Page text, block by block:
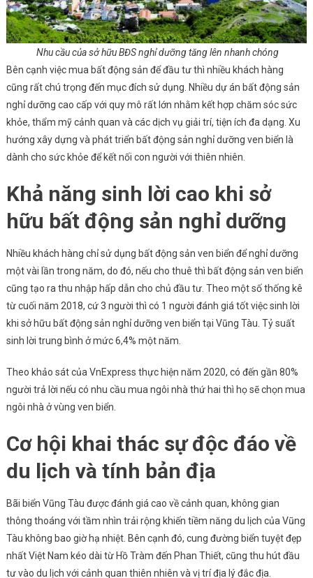
Nhu cầu của sở hữu BĐS nghỉ dưỡng tăng lên nhanh chóng
Bên cạnh việc mua bất động sản để đầu tư thì nhiều khách hàng
cũng rất chú trọng đến mục đích sử dụng. Nhiều dự án bất động sản
nghỉ dưỡng cao cấp với quy mô rất lớn nhằm kết hợp chăm sóc sức
khỏe, thẩm mỹ cảnh quan và các dịch vụ giải trí, tiện ích đa dạng. Xu
hướng xây dựng và phát triển bất động sản nghỉ dưỡng ven biển là
dành cho sức khỏe để kết nối con người với thiên nhiên.
Khả năng sinh lời cao khi sở
hữu bất động sản nghỉ dưỡng
Nhiều khách hàng chỉ sử dụng bất động sản ven biển để nghỉ dưỡng
một vài lần trong năm, do đó, nếu cho thuê thì bất động sản ven biển
cũng tạo ra thu nhập hấp dẫn cho chủ đầu tư. Theo một số thống kê
từ cuối năm 2018, cứ 3 người thì có 1 người đánh giá tốt việc sinh lời
khi sở hữu bất động sản nghỉ dưỡng ven biển tại Vũng Tàu. Tỷ suất
sinh lời trung bình ở mức 6,4% một năm.
Theo khảo sát của VnExpress thực hiện năm 2020, có đến gần 80%
người trả lời nếu có nhu cầu mua ngôi nhà thứ hai thì họ sẽ chọn mua
ngôi nhà ở vùng ven biển.
Cơ hội khai thác sự độc đáo về
du lịch và tính bản địa
Bãi biển Vũng Tàu được đánh giá cao về cảnh quan, không gian
thông thoáng với tầm nhìn trải rộng khiến tiềm năng du lịch của Vũng
Tàu không bao giờ hạ nhiệt. Bên cạnh đó, cung đường biển tuyệt đẹp
nhất Việt Nam kéo dài từ Hồ Tràm đến Phan Thiết, cũng thu hút đầu
tư vào du lịch với cảnh quan thiên nhiên và vị trí địa lý đắc địa.